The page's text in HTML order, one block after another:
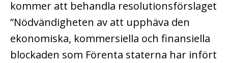
kommer att behandla resolutionsförslaget
”Nödvändigheten av att upphäva den
ekonomiska, kommersiella och finansiella
blockaden som Förenta staterna har infört